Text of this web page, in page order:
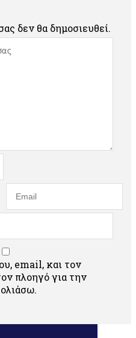
δεν θα δημοσιευθεί.
email, και τον
πλοηγό για την